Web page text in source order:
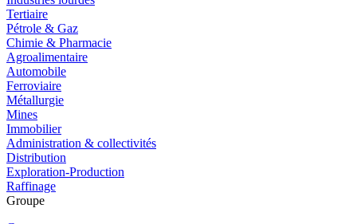
Tertiaire
Pétrole & Gaz
Chimie & Pharmacie
Agroalimentaire
Automobile
Ferroviaire
Métallurgie
Mines
Immobilier
Administration & collectivités
Distribution
Exploration-Production
Raffinage
Groupe